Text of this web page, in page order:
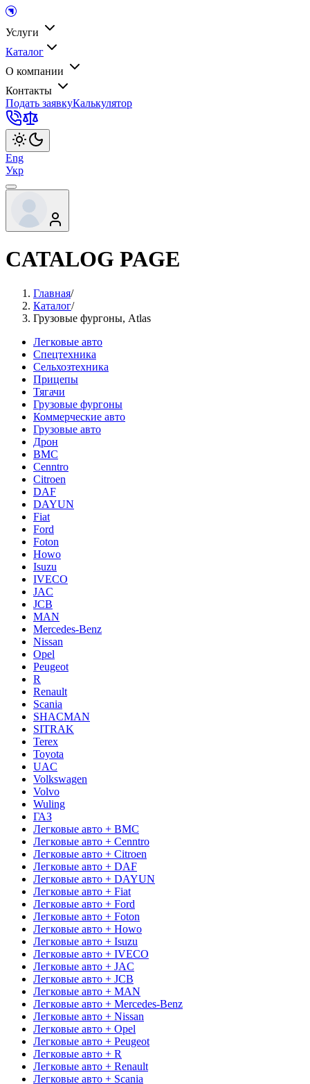
Услуги
Каталог
О компании
Контакты
Подать заявкуКалькулятор
Eng
Укр
CATALOG PAGE
Главная/
Каталог/
Грузовые фургоны, Atlas
Легковые авто
Спецтехника
Сельхозтехника
Прицепы
Тягачи
Грузовые фургоны
Коммерческие авто
Грузовые авто
Дрон
BMC
Cenntro
Citroen
DAF
DAYUN
Fiat
Ford
Foton
Howo
Isuzu
IVECO
JAC
JCB
MAN
Mercedes-Benz
Nissan
Opel
Peugeot
R
Renault
Scania
SHACMAN
SITRAK
Terex
Toyota
UAC
Volkswagen
Volvo
Wuling
ГАЗ
Легковые авто + BMC
Легковые авто + Cenntro
Легковые авто + Citroen
Легковые авто + DAF
Легковые авто + DAYUN
Легковые авто + Fiat
Легковые авто + Ford
Легковые авто + Foton
Легковые авто + Howo
Легковые авто + Isuzu
Легковые авто + IVECO
Легковые авто + JAC
Легковые авто + JCB
Легковые авто + MAN
Легковые авто + Mercedes-Benz
Легковые авто + Nissan
Легковые авто + Opel
Легковые авто + Peugeot
Легковые авто + R
Легковые авто + Renault
Легковые авто + Scania